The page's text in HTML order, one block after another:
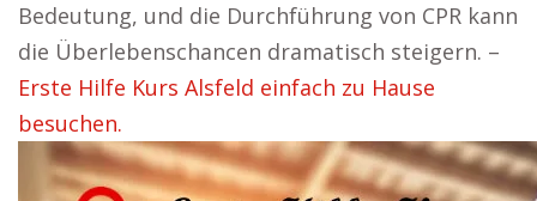
Bedeutung, und die Durchführung von CPR kann
die Überlebenschancen dramatisch steigern. –
Erste Hilfe Kurs Alsfeld einfach zu Hause
besuchen.